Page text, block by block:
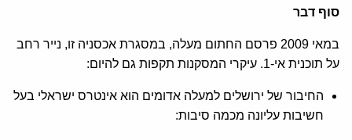
סוף דבר
במאי 2009 פרסם החתום מעלה, במסגרת אכסניה זו, נייר רחב
על תוכנית אי-1. עיקרי המסקנות תקפות גם להיום:
החיבור של ירושלים למעלה אדומים הוא אינטרס ישראלי בעל
חשיבות עליונה מכמה סיבות: